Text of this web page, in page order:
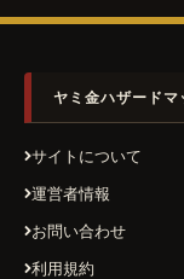
ヤミ金ハザードマ
サイトについて
運営者情報
お問い合わせ
利用規約